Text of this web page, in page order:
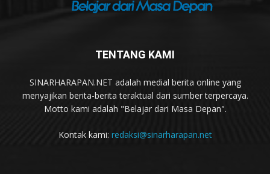
TENTANG KAMI
SINARHARAPAN.NET adalah medial berita online yang
menyajikan berita-berita teraktual dari sumber terpercaya.
Motto kami adalah "Belajar dari Masa Depan".
Kontak kami: redaksi@sinarharapan.net